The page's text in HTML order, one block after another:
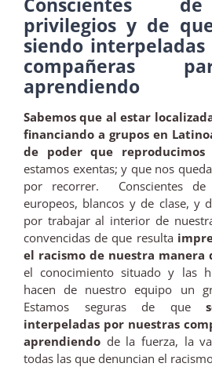
Conscientes
privilegios y de
siendo
compañeras
aprendiendo
Sabemos que al estar
financiando a grupos en
de poder que reproducimos
estamos exentas; y que nos
por recorrer. Conscientes de
europeos, blancos y de clase, y
por trabajar al interior de
convencidas de que resulta
el racismo de nuestra manera
el conocimiento situado y las
hacen de nuestro equipo un
Estamos seguras de que
interpeladas por nuestras
aprendiendo de la fuerza, la
todas las que denuncian el